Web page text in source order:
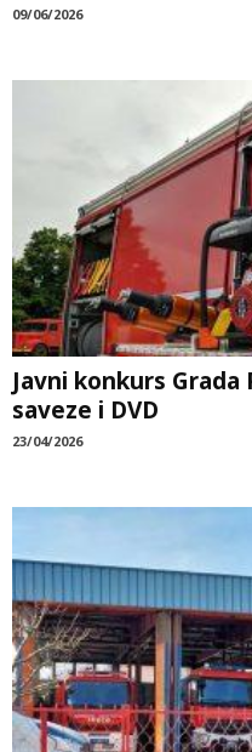
09/06/2026
Javni konkurs
saveze i DVD
23/04/2026